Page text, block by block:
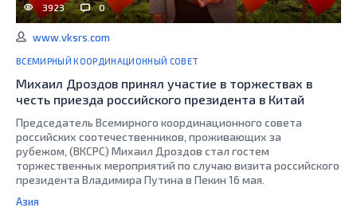
3923 0
www.vksrs.com
ВСЕМИРНЫЙ КООРДИНАЦИОННЫЙ СОВЕТ
Михаил Дроздов принял участие в торжествах в
честь приезда российского президента в Китай
Председатель Всемирного координационного совета
российских соотечественников, проживающих за
рубежом, (ВКСРС) Михаил Дроздов стал гостем
торжественных мероприятий по случаю визита российского
президента Владимира Путина в Пекин 16 мая.
Азия